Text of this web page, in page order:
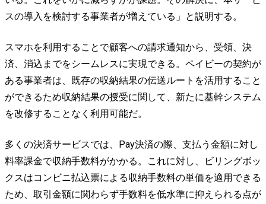
スの導入を検討する事業者が増えている」と説明する。
スマホを利用することで顧客への請求通知から、受領、決
済、消込までをシームレスに実現できる。ペイビーの契約が
ある事業者は、既存の収納結果の伝送ルートを活用すること
ができるため収納結果の授受に関して、新たに基幹システム
を改修することなく利用可能だ。
多くの決済サービスでは、Pay決済の際、支払う金額に対し
料率課金で収納手数料がかかる。これに対し、ビリングボッ
クスはコンビニ払込票による収納手数料の単価を適用できる
ため、取引金額に関わらず手数料を低水準に抑えられる点が